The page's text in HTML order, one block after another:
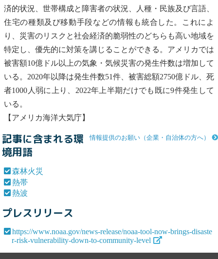
済的状況、世帯構成と障害者の状況、人種・民族及び言語、
住宅の種類及び移動手段などの情報も統合した。これによ
り、災害のリスクと社会経済的脆弱性のどちらも高い地域を
特定し、優先的に対策を講じることができる。アメリカでは
被害額10億ドル以上の気象・気候災害の発生件数は増加して
いる。2020年以降は発生件数51件、被害総額2750億ドル、死
者1000人弱に上り、2022年上半期だけでも既に9件発生して
いる。
【アメリカ海洋大気庁】
情報提供のお願い（企業・自治体の方へ）
記事に含まれる環
境用語
森林火災
熱帯
熱波
プレスリリース
https://www.noaa.gov/news-release/noaa-tool-now-brings-disaste
r-risk-vulnerability-down-to-community-level